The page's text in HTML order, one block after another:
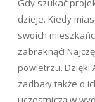
Gdy szukać
dzieje. Kiedy
swoich
zabraknąć!
powietrzu. Dzięki
zadbały także o